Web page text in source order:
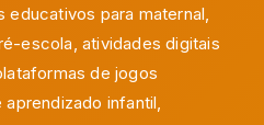
para maternal,
escola, atividades digitais
de jogos
infantil,